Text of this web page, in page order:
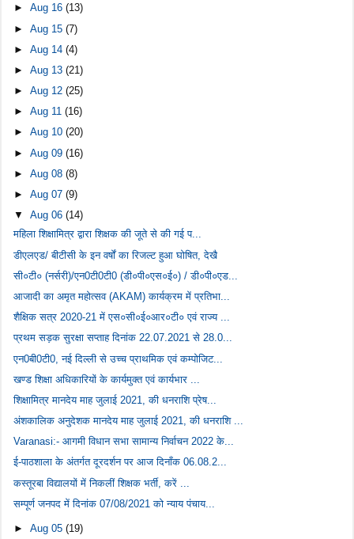
►Aug 16(13)
►Aug 15(7)
►Aug 14(4)
►Aug 13(21)
►Aug 12(25)
►Aug 11(16)
►Aug 10(20)
►Aug 09(16)
►Aug 08(8)
►Aug 07(9)
▼Aug 06(14)
महिला शिक्षामित्र द्वारा शिक्षक की जूते से की गई प...
डीएलएड/ बीटीसी के इन वर्षों का रिजल्ट हुआ घोषित, देखै
सी०टी० (नर्सरी)/एन0टी0टी0 (डी०पी०एस०ई०) / डी०पी०एड...
आजादी का अमृत महोत्सव (AKAM) कार्यक्रम में प्रतिभा...
शैक्षिक सत्र 2020-21 में एस०सी०ई०आर०टी० एवं राज्य ...
प्रथम सड़क सुरक्षा सप्ताह दिनांक 22.07.2021 से 28.0...
एन0बी0टी0, नई दिल्ली से उच्च प्राथमिक एवं कम्पोजिट...
खण्ड शिक्षा अधिकारियों के कार्यमुक्त एवं कार्यभार ...
शिक्षामित्र मानदेय माह जुलाई 2021, की धनराशि प्रेष...
अंशकालिक अनुदेशक मानदेय माह जुलाई 2021, की धनराशि ...
Varanasi:- आगमी विधान सभा सामान्य निर्वाचन 2022 के...
ई-पाठशाला के अंतर्गत दूरदर्शन पर आज दिनाँक 06.08.2...
कस्तूरबा विद्यालयों में निकलीं शिक्षक भर्ती, करें ...
सम्पूर्ण जनपद में दिनांक 07/08/2021 को न्याय पंचाय...
►Aug 05(19)